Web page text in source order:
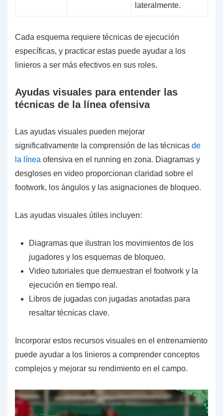
lateralmente.
Cada esquema requiere técnicas de ejecución
específicas, y practicar estas puede ayudar a los
linieros a ser más efectivos en sus roles.
Ayudas visuales para entender las
técnicas de la línea ofensiva
Las ayudas visuales pueden mejorar
significativamente la comprensión de las técnicas de
la línea ofensiva en el running en zona. Diagramas y
desgloses en video proporcionan claridad sobre el
footwork, los ángulos y las asignaciones de bloqueo.
Las ayudas visuales útiles incluyen:
Diagramas que ilustran los movimientos de los
jugadores y los esquemas de bloqueo.
Video tutoriales que demuestran el footwork y la
ejecución en tiempo real.
Libros de jugadas con jugadas anotadas para
resaltar técnicas clave.
Incorporar estos recursos visuales en el entrenamiento
puede ayudar a los linieros a comprender conceptos
complejos y mejorar su rendimiento en el campo.